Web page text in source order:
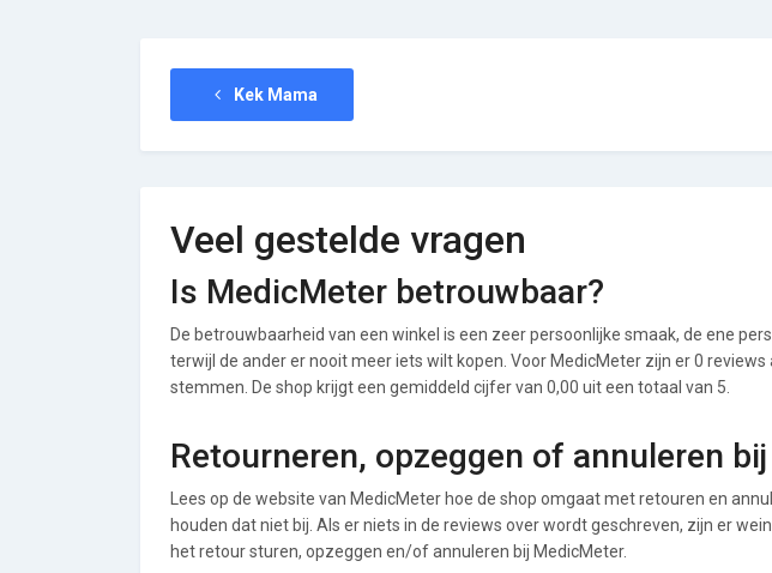
Kek Mama
Veel gestelde vragen
Is MedicMeter betrouwbaar?
De betrouwbaarheid van een winkel is een zeer persoonlijke smaak, de ene
terwijl de ander er nooit meer iets wilt kopen. Voor MedicMeter zijn er 0
stemmen. De shop krijgt een gemiddeld cijfer van 0,00 uit een totaal van 5.
Retourneren, opzeggen of annuleren
Lees op de website van MedicMeter hoe de shop omgaat met retouren en
houden dat niet bij. Als er niets in de reviews over wordt geschreven, zijn er
het retour sturen, opzeggen en/of annuleren bij MedicMeter.